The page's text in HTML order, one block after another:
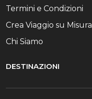
Termini e Condizioni
Crea Viaggio su Misura
Chi Siamo
DESTINAZIONI